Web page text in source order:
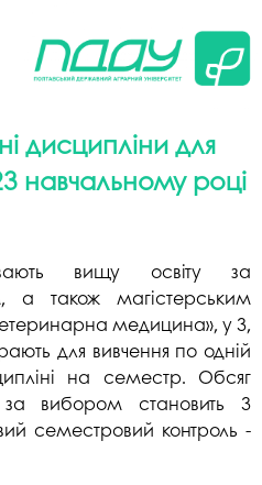
вмісту
дисципліни для
навчальному році
вищу освіту за
а також магістерським
медицина», у 3,
для вивчення по одній
на семестр. Обсяг
за вибором становить 3
семестровий контроль -